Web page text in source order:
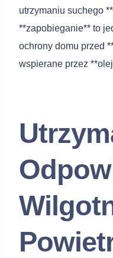
utrzymaniu suchego
**zapobieganie** to
ochrony domu przed
wspierane przez